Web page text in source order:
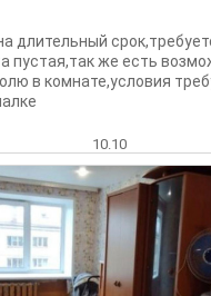
длительный
пустая,так же есть
в комнате,условия
10.10